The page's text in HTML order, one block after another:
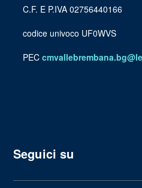
C.F. E P.IVA 02756440166
codice univoco UF0WVS
PEC
Seguici su